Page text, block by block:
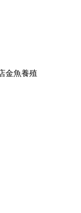
金魚養殖